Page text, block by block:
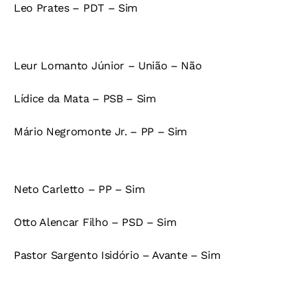
Leo Prates – PDT – Sim
Leur Lomanto Júnior – União – Não
Lídice da Mata – PSB – Sim
Mário Negromonte Jr. – PP – Sim
Neto Carletto – PP – Sim
Otto Alencar Filho – PSD – Sim
Pastor Sargento Isidório – Avante – Sim